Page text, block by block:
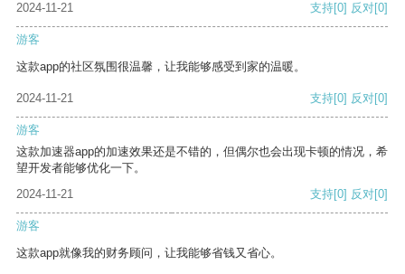
2024-11-21 支持[0] 反对[0]
游客
这款app的社区氛围很温馨，让我能够感受到家的温暖。
2024-11-21 支持[0] 反对[0]
游客
这款加速器app的加速效果还是不错的，但偶尔也会出现卡顿的情况，希
望开发者能够优化一下。
2024-11-21
支持[0] 反对[0]
游客
这款app就像我的财务顾问，让我能够省钱又省心。